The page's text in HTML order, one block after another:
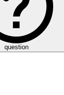
question